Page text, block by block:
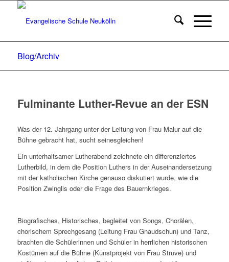
Blog/Archiv
Fulminante Luther-Revue an der ESN
Was der 12. Jahrgang unter der Leitung von Frau Malur auf die
Bühne gebracht hat, sucht seinesgleichen!
Ein unterhaltsamer Lutherabend zeichnete ein differenziertes
Lutherbild, in dem die Position Luthers in der Auseinandersetzung
mit der katholischen Kirche genauso diskutiert wurde, wie die
Position Zwinglis oder die Frage des Bauernkrieges.
Biografisches, Historisches, begleitet von Songs, Chorälen,
chorischem Sprechgesang (Leitung Frau Gnaudschun) und Tanz,
brachten die Schülerinnen und Schüler in herrlichen historischen
Kostümen auf die Bühne (Kunstprojekt von Frau Struve) und